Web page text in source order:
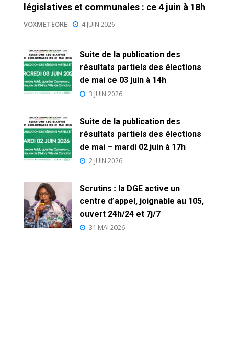
législatives et communales : ce 4 juin à 18h
VOXMETEORE 4 JUIN 2026
Suite de la publication des
résultats partiels des élections
de mai ce 03 juin à 14h
3 JUIN 2026
Suite de la publication des
résultats partiels des élections
de mai – mardi 02 juin à 17h
2 JUIN 2026
Scrutins : la DGE active un
centre d’appel, joignable au 105,
ouvert 24h/24 et 7j/7
31 MAI 2026